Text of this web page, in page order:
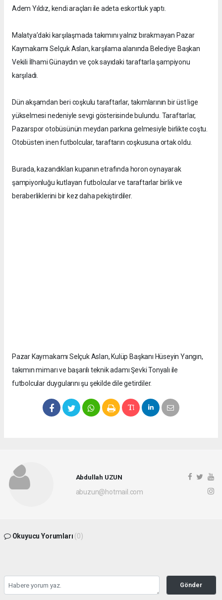
Adem Yıldız, kendi araçları ile adeta eskortluk yaptı.
Malatya’daki karşılaşmada takımını yalnız bırakmayan Pazar
Kaymakamı Selçuk Aslan, karşılama alanında Belediye Başkan
Vekili İlhami Günaydın ve çok sayıdaki taraftarla şampiyonu
karşıladı.
Dün akşamdan beri coşkulu taraftarlar, takımlarının bir üst lige
yükselmesi nedeniyle sevgi gösterisinde bulundu. Taraftarlar,
Pazarspor otobüsünün meydan parkına gelmesiyle birlikte coştu.
Otobüsten inen futbolcular, taraftarın coşkusuna ortak oldu.
Burada, kazandıkları kupanın etrafında horon oynayarak
şampiyonluğu kutlayan futbolcular ve taraftarlar birlik ve
beraberliklerini bir kez daha pekiştirdiler.
Pazar Kaymakamı Selçuk Aslan, Kulüp Başkanı Hüseyin Yangın,
takımın mimarı ve başarılı teknik adamı Şevki Tonyalı ile
futbolcular duygularını şu şekilde dile getirdiler.
Abdullah UZUN
abuzun@hotmail.com
Okuyucu Yorumları (0)
Gönder